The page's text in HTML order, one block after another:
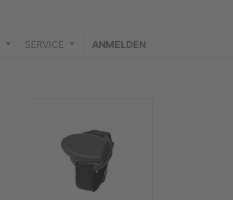
SERVICE ANMELDEN